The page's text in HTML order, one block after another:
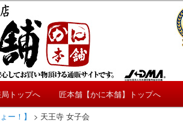
情報局【たくじょ
についてのおもしろ情報や興味深い記事をお
トップへ
匠本舗【かに本舗】トップへ
ー！】
> 天王寺 女子会